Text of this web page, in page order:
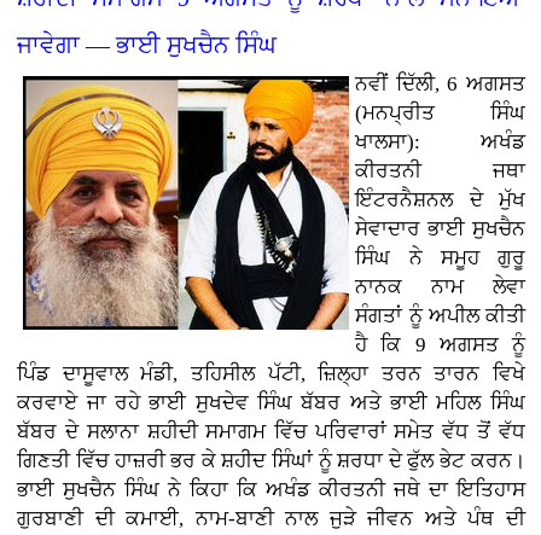
ਜਾਵੇਗਾ — ਭਾਈ ਸੁਖਚੈਨ ਸਿੰਘ
ਨਵੀਂ ਦਿੱਲੀ, 6 ਅਗਸਤ
(ਮਨਪ੍ਰੀਤ ਸਿੰਘ
ਖਾਲਸਾ): ਅਖੰਡ
ਕੀਰਤਨੀ ਜਥਾ
ਇੰਟਰਨੈਸ਼ਨਲ ਦੇ ਮੁੱਖ
ਸੇਵਾਦਾਰ ਭਾਈ ਸੁਖਚੈਨ
ਸਿੰਘ ਨੇ ਸਮੂਹ ਗੁਰੂ
ਨਾਨਕ ਨਾਮ ਲੇਵਾ
ਸੰਗਤਾਂ ਨੂੰ ਅਪੀਲ ਕੀਤੀ
ਹੈ ਕਿ 9 ਅਗਸਤ ਨੂੰ
ਪਿੰਡ ਦਾਸੂਵਾਲ ਮੰਡੀ, ਤਹਿਸੀਲ ਪੱਟੀ, ਜ਼ਿਲ੍ਹਾ ਤਰਨ ਤਾਰਨ ਵਿਖੇ
ਕਰਵਾਏ ਜਾ ਰਹੇ ਭਾਈ ਸੁਖਦੇਵ ਸਿੰਘ ਬੱਬਰ ਅਤੇ ਭਾਈ ਮਹਿਲ ਸਿੰਘ
ਬੱਬਰ ਦੇ ਸਲਾਨਾ ਸ਼ਹੀਦੀ ਸਮਾਗਮ ਵਿੱਚ ਪਰਿਵਾਰਾਂ ਸਮੇਤ ਵੱਧ ਤੋਂ ਵੱਧ
ਗਿਣਤੀ ਵਿੱਚ ਹਾਜ਼ਰੀ ਭਰ ਕੇ ਸ਼ਹੀਦ ਸਿੰਘਾਂ ਨੂੰ ਸ਼ਰਧਾ ਦੇ ਫੁੱਲ ਭੇਟ ਕਰਨ।
ਭਾਈ ਸੁਖਚੈਨ ਸਿੰਘ ਨੇ ਕਿਹਾ ਕਿ ਅਖੰਡ ਕੀਰਤਨੀ ਜਥੇ ਦਾ ਇਤਿਹਾਸ
ਗੁਰਬਾਣੀ ਦੀ ਕਮਾਈ, ਨਾਮ-ਬਾਣੀ ਨਾਲ ਜੁੜੇ ਜੀਵਨ ਅਤੇ ਪੰਥ ਦੀ